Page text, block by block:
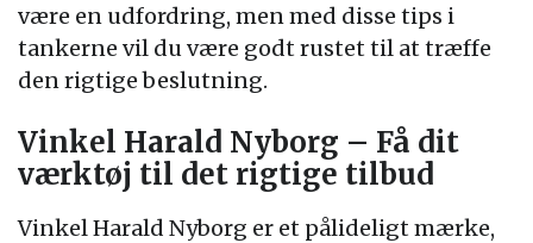
være en udfordring, men med disse tips i
tankerne vil du være godt rustet til at træffe
den rigtige beslutning.
Vinkel Harald Nyborg – Få dit
værktøj til det rigtige tilbud
Vinkel Harald Nyborg er et pålideligt mærke,